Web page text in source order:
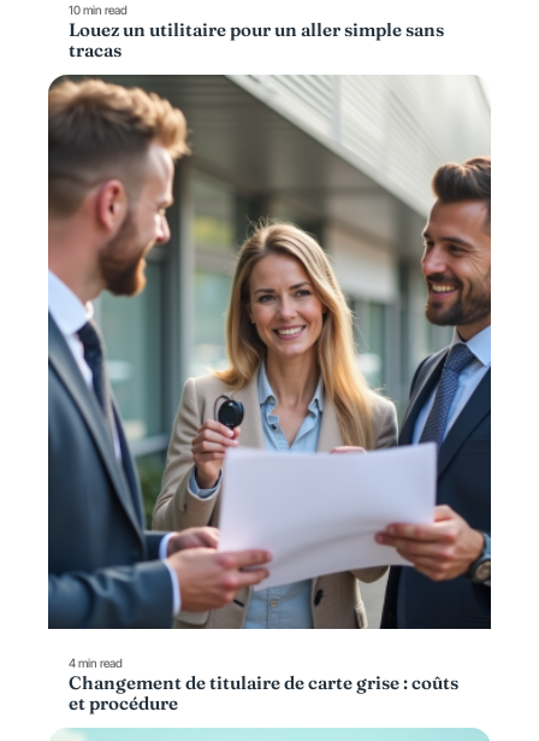
10 min read
Louez un utilitaire pour un aller simple sans
tracas
4 min read
Changement de titulaire de carte grise : coûts
et procédure